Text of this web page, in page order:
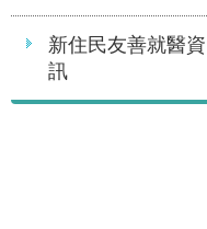
新住民友善就醫資
訊